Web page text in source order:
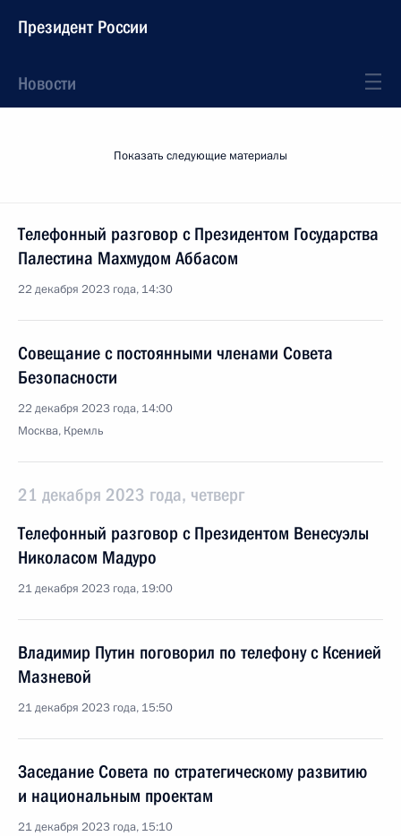
Президент России
Новости
Показать следующие материалы
Телефонный разговор с Президентом Государства
Палестина Махмудом Аббасом
22 декабря 2023 года, 14:30
Совещание с постоянными членами Совета
Безопасности
22 декабря 2023 года, 14:00
Москва, Кремль
21 декабря 2023 года, четверг
Телефонный разговор с Президентом Венесуэлы
Николасом Мадуро
21 декабря 2023 года, 19:00
Владимир Путин поговорил по телефону с Ксенией
Мазневой
21 декабря 2023 года, 15:50
Заседание Совета по стратегическому развитию
и национальным проектам
21 декабря 2023 года, 15:10